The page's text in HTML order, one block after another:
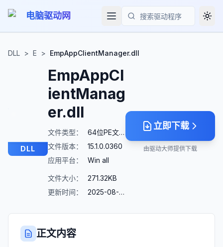
电脑驱动网
搜索
DLL > E > EmpAppClientManager.dll
DLL
EmpAppCl
ientManag
er.dll
文件类型：
64位PE文件
文件版本：
15.1.0.0360
应用平台：
Win all
文件大小：
271.32KB
更新时间：
2025-08-23
立即下载
由驱动大师提供下载
正文内容